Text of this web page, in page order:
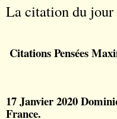
La citation du
Citations Pensées
17 Janvier 2020
France.